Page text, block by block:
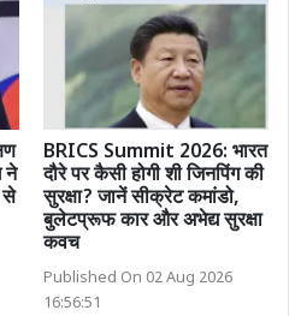
ने
से
BRICS Summit 2026: भारत
दौरे पर कैसी होगी शी जिनपिंग की
सुरक्षा? जानें सीक्रेट कमांडो,
बुलेटप्रूफ कार और अभेद्य सुरक्षा
कवच
Published On 02 Aug 2026
16:56:51